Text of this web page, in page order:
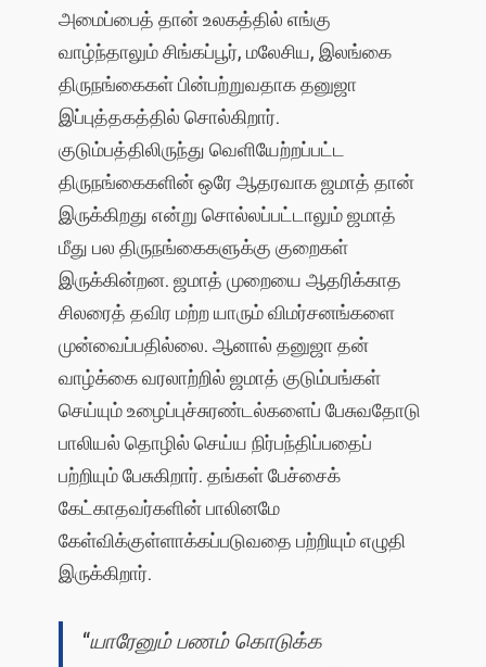
அமைப்பைத் தான் உலகத்தில் எங்கு
வாழ்ந்தாலும் சிங்கப்பூர், மலேசிய, இலங்கை
திருநங்கைகள் பின்பற்றுவதாக தனுஜா
இப்புத்தகத்தில் சொல்கிறார்.
குடும்பத்திலிருந்து வெளியேற்றப்பட்ட
திருநங்கைகளின் ஒரே ஆதரவாக ஜமாத் தான்
இருக்கிறது என்று சொல்லப்பட்டாலும் ஜமாத்
மீது பல திருநங்கைகளுக்கு குறைகள்
இருக்கின்றன. ஜமாத் முறையை ஆதரிக்காத
சிலரைத் தவிர மற்ற யாரும் விமர்சனங்களை
முன்வைப்பதில்லை. ஆனால் தனுஜா தன்
வாழ்க்கை வரலாற்றில் ஜமாத் குடும்பங்கள்
செய்யும் உழைப்புச்சுரண்டல்களைப் பேசுவதோடு
பாலியல் தொழில் செய்ய நிர்பந்திப்பதைப்
பற்றியும் பேசுகிறார். தங்கள் பேச்சைக்
கேட்காதவர்களின் பாலினமே
கேள்விக்குள்ளாக்கப்படுவதை பற்றியும் எழுதி
இருக்கிறார்.
“யாரேனும் பணம் கொடுக்க